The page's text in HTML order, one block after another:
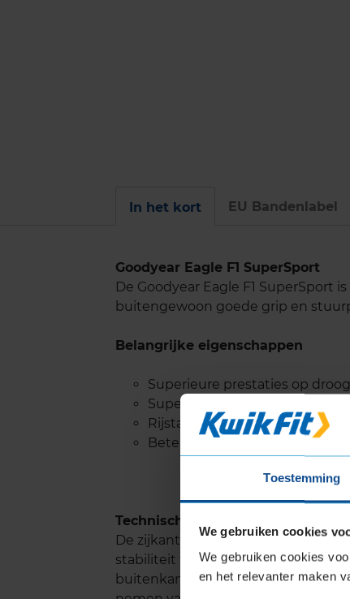
Toestemming
We gebruiken cookies
We gebruiken cookies
en het relevanter maken
In het kort EU Bandenlabel
Goodyear Eagle F1 SuperSport
De Goodyear Eagle F1 SuperSport
buitengewoon goede grip en
Belangrijke eigenschappen
Superieure prestaties op
Superieure besturing
Rijstabiliteit, ook bij hoge
Beter nemen van bochten
Technische kenmerken en
De zijkanten van de band hebben
stabiliteit tijdens het rijden. De
buitenkant. Dit zorgt voor